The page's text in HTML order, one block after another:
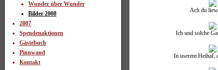
Wunder über Wunder
Bilder 2008
2007
Spendenaktionen
Gästebuch
Pinnwand
Kontakt
Ach du
Ich und solche
In userem Heihaf,